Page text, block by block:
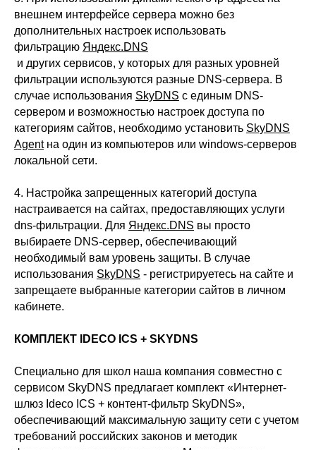
внешнем интерфейсе сервера можно без
дополнительных настроек использовать
фильтрацию Яндекс.DNS
и других сервисов, у которых для разных уровней
фильтрации используются разные DNS-сервера. В
случае использования SkyDNS с единым DNS-
сервером и возможностью настроек доступа по
категориям сайтов, необходимо установить SkyDNS
Agentна один из компьютеров или windows-серверов
локальной сети.
4. Настройка запрещенных категорий доступа
настраивается на сайтах, предоставляющих услуги
dns-фильтрации. Для Яндекс.DNS вы просто
выбираете DNS-сервер, обеспечивающий
необходимый вам уровень защиты. В случае
использования SkyDNS - регистрируетесь на сайте и
запрещаете выбранные категории сайтов в личном
кабинете.
КОМПЛЕКТ IDECO ICS + SKYDNS
Специально для школ наша компания совместно с
сервисом SkyDNS предлагает комплект «Интернет-
шлюз Ideco ICS + контент-фильтр SkyDNS»,
обеспечивающий максимальную защиту сети с учетом
требований российских законов и методик
© ideco 2005-2026 · Все права защищены